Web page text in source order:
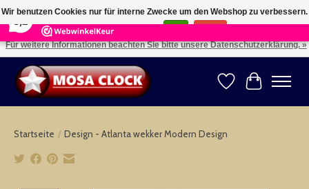
164 Reviews ×
Kies uw taal: NL -- Wählen Sie ihre Sprache: DE -- Choose your language: EN ⇓ ⇒
Wunschzettel
Ihr
Startseite / Design - Atlanta wekker Modern Design
Wir benutzen Cookies nur für interne Zwecke um den Webshop zu verbessern.
Ist das in Ordnung?
Für weitere Informationen beachten Sie bitte unsere Datenschutzerklärung. »